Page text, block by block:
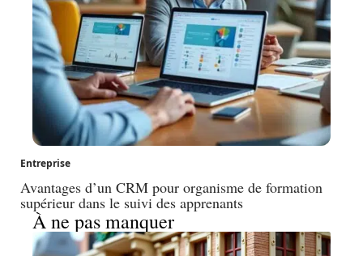
Entreprise
Avantages d’un CRM pour organisme de formation
supérieur dans le suivi des apprenants
À ne pas manquer